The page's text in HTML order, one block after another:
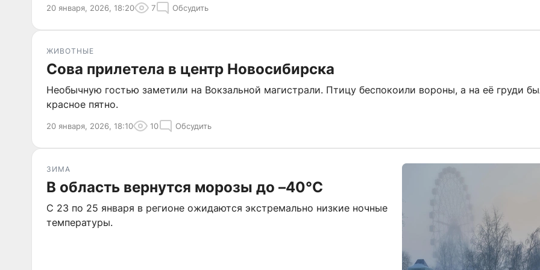
20 января, 2026, 18:20 7 Обсудить
ЖИВОТНЫЕ
Сова прилетела в центр Новосибирска
Необычную гостью заметили на Вокзальной магистрали. Птицу беспокоили вороны, а на её груди
красное пятно.
20 января, 2026, 18:10 10 Обсудить
ЗИМА
В область вернутся морозы до –40°С
С 23 по 25 января в регионе ожидаются экстремально низкие ночные
температуры.